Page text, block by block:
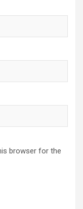
browser for the